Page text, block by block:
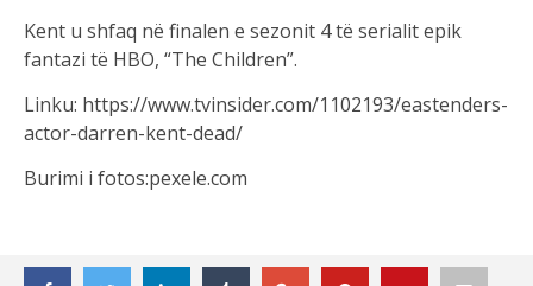
Kent u shfaq në finalen e sezonit 4 të serialit epik
fantazi të HBO, “The Children”.
Linku: https://www.tvinsider.com/1102193/eastenders-
actor-darren-kent-dead/
Burimi i fotos:pexele.com